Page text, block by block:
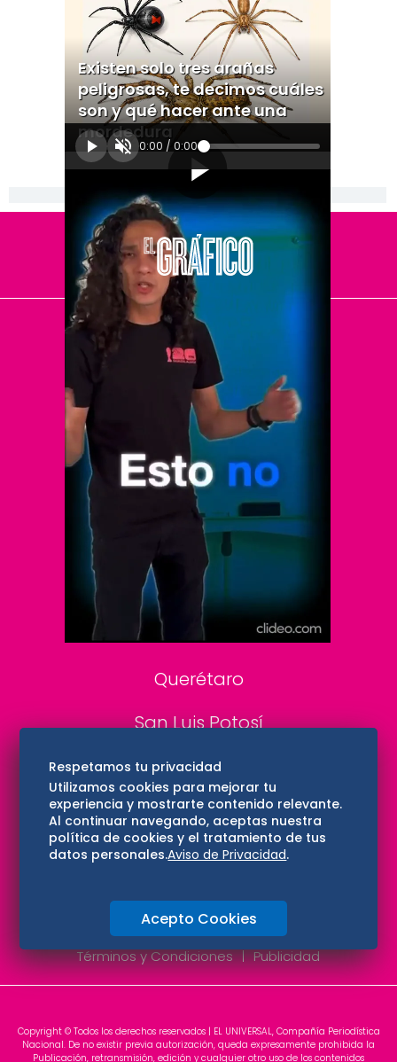
Existen solo tres arañas
peligrosas, te decimos cuáles
son y qué hacer ante una
mordedura
0:00 / 0:00
[Publicidad]
El Universal
Vive USA
Clase
De 10 sports
DeDinero
Confabulario
Aviso Oportuno
Consultas
Querétaro
San Luis Potosí
Edomex
Consultas
Hidalgo
Oaxaca
Aviso de privacidad
Directorio
Términos y Condiciones
Publicidad
Copyright © Todos los derechos reservados | EL UNIVERSAL, Compañía Periodística
Nacional. De no existir previa autorización, queda expresamente prohibida la
Publicación, retransmisión, edición y cualquier otro uso de los contenidos
Respetamos tu privacidad
Utilizamos cookies para mejorar tu
experiencia y mostrarte contenido relevante.
Al continuar navegando, aceptas nuestra
política de cookies y el tratamiento de tus
datos personales.Aviso de Privacidad.
Acepto Cookies